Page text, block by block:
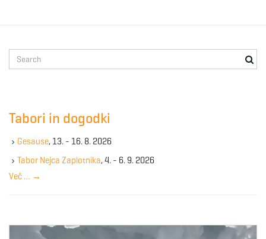
e
e
y
w
r
Tabori in dogodki
Gesause, 13. - 16. 8. 2026
Tabor Nejca Zaplotnika, 4. - 6. 9. 2026
Več … →